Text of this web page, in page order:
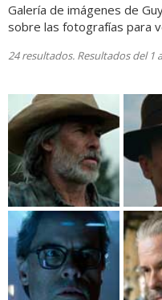
Galería de imágenes de
sobre las fotografías para
24 resultados. Resultados del 1